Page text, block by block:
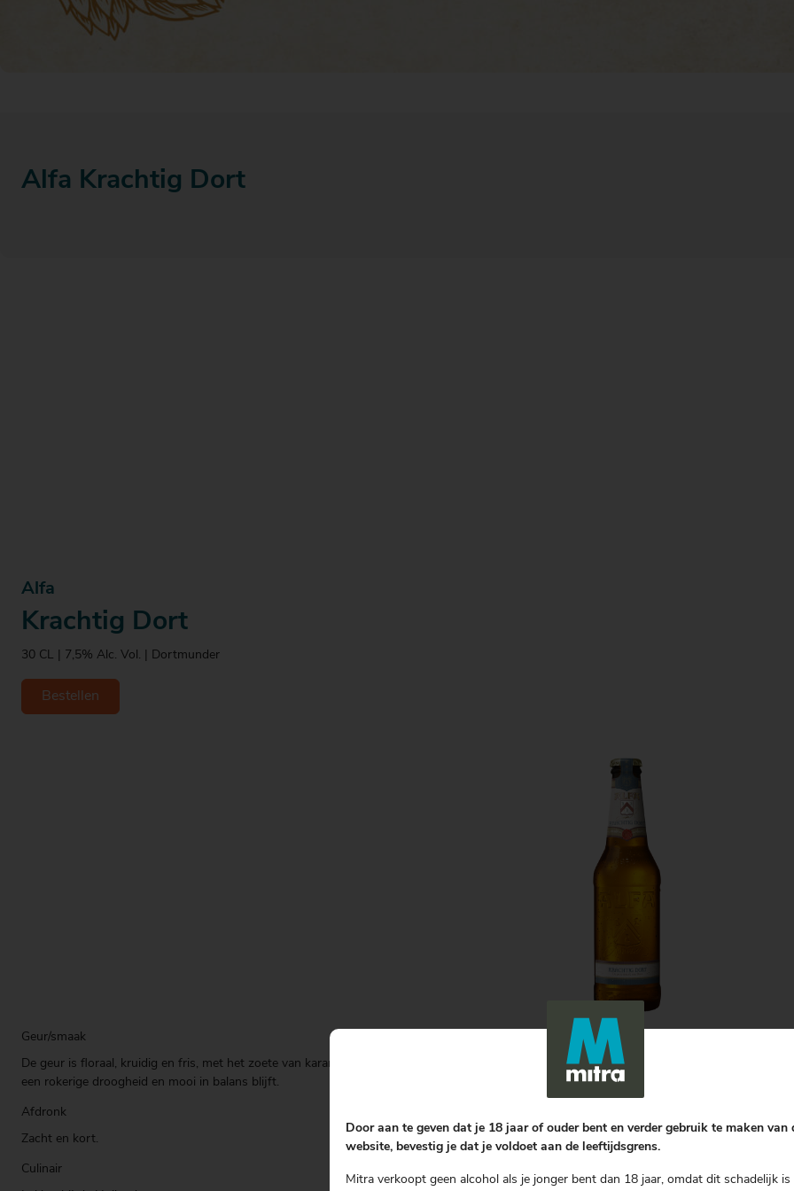
Voordelen Mitra Member
Klantenservice
Alfa Krachtig Dort
Alfa
Krachtig Dort
30 CL | 7,5% Alc. Vol. | Dortmunder
Bestellen
Geur/smaak
De geur is floraal, kruidig en fris, met het zoete van karamel, terwijl de smaak heerlijk zacht en vol is, snel overgaat in
een rokerige droogheid en mooi in balans blijft.
Afdronk
Zacht en kort.
Culinair
Door aan te geven dat je 18 jaar of ouder bent en verder gebruik te maken van
website, bevestig je dat je voldoet aan de leeftijdsgrens.
Mitra verkoopt geen alcohol als je jonger bent dan 18 jaar, omdat dit schadelijk is